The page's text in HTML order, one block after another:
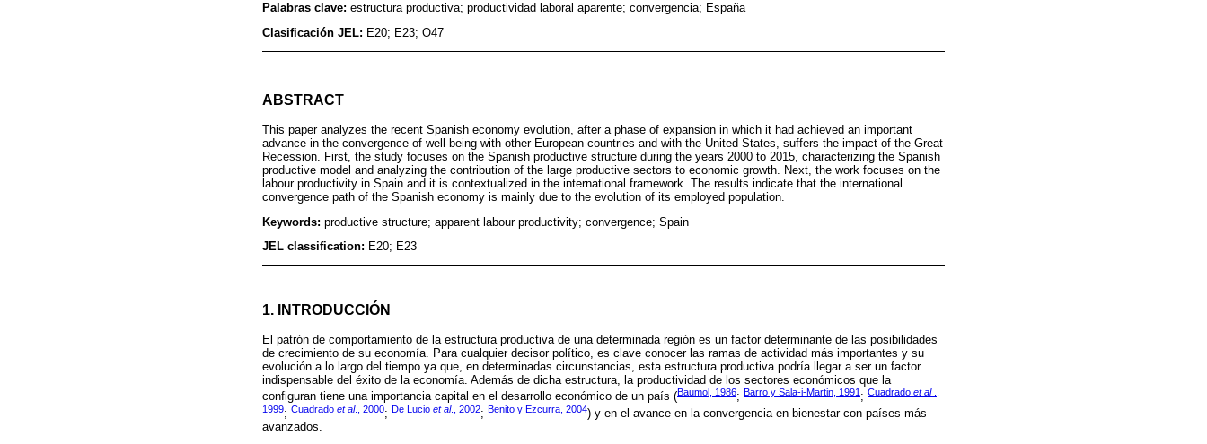
Palabras clave: estructura productiva; productividad laboral aparente; convergencia; España
Clasificación JEL: E20; E23; O47
ABSTRACT
This paper analyzes the recent Spanish economy evolution, after a phase of expansion in which it had achieved an important
advance in the convergence of well-being with other European countries and with the United States, suffers the impact of the Great
Recession. First, the study focuses on the Spanish productive structure during the years 2000 to 2015, characterizing the Spanish
productive model and analyzing the contribution of the large productive sectors to economic growth. Next, the work focuses on the
labour productivity in Spain and it is contextualized in the international framework. The results indicate that the international
convergence path of the Spanish economy is mainly due to the evolution of its employed population.
Keywords: productive structure; apparent labour productivity; convergence; Spain
JEL classification: E20; E23
1. INTRODUCCIÓN
El patrón de comportamiento de la estructura productiva de una determinada región es un factor determinante de las posibilidades
de crecimiento de su economía. Para cualquier decisor político, es clave conocer las ramas de actividad más importantes y su
evolución a lo largo del tiempo ya que, en determinadas circunstancias, esta estructura productiva podría llegar a ser un factor
indispensable del éxito de la economía. Además de dicha estructura, la productividad de los sectores económicos que la
configuran tiene una importancia capital en el desarrollo económico de un país (Baumol, 1986; Barro y Sala-i-Martin, 1991; Cuadrado et al.,
1999; Cuadrado et al., 2000; De Lucio et al., 2002; Benito y Ezcurra, 2004) y en el avance en la convergencia en bienestar con países más
avanzados.